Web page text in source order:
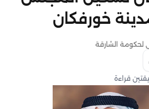
خورفكان
لحكومة الشارقة
قراءة